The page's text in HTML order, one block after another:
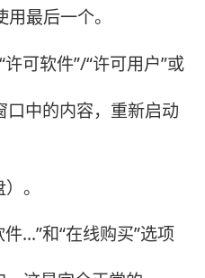
最后一个。
可软件”/“许可用户”或
口中的内容，重新启动
。
...”和“在线购买”选项